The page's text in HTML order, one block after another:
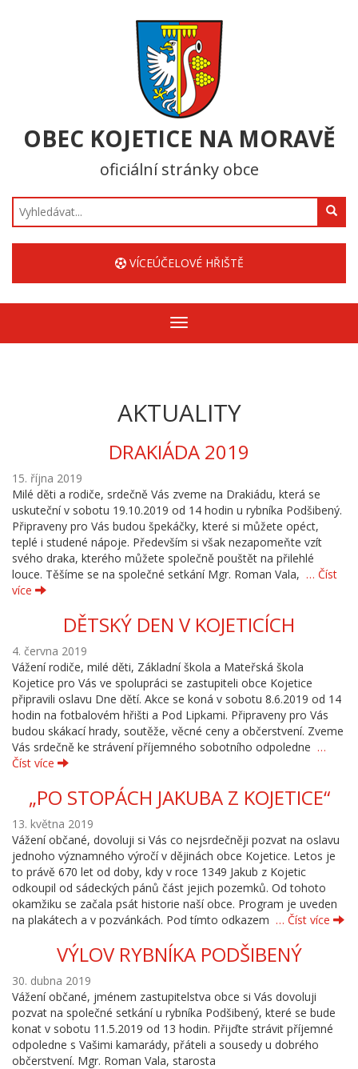
OBEC KOJETICE NA MORAVĚ
oficiální stránky obce
Hledat
VÍCEÚČELOVÉ HŘIŠTĚ
Zobrazit/skrýt
navigaci
AKTUALITY
DRAKIÁDA 2019
15. října 2019
Milé děti a rodiče, srdečně Vás zveme na Drakiádu, která se
uskuteční v sobotu 19.10.2019 od 14 hodin u rybníka Podšibený.
Připraveny pro Vás budou špekáčky, které si můžete opéct,
teplé i studené nápoje. Především si však nezapomeňte vzít
svého draka, kterého můžete společně pouštět na přilehlé
louce. Těšíme se na společné setkání Mgr. Roman Vala, … Číst
více
DĚTSKÝ DEN V KOJETICÍCH
4. června 2019
Vážení rodiče, milé děti, Základní škola a Mateřská škola
Kojetice pro Vás ve spolupráci se zastupiteli obce Kojetice
připravili oslavu Dne dětí. Akce se koná v sobotu 8.6.2019 od 14
hodin na fotbalovém hřišti a Pod Lipkami. Připraveny pro Vás
budou skákací hrady, soutěže, věcné ceny a občerstvení. Zveme
Vás srdečně ke strávení příjemného sobotního odpoledne …
Číst více
„PO STOPÁCH JAKUBA Z KOJETICE“
13. května 2019
Vážení občané, dovoluji si Vás co nejsrdečněji pozvat na oslavu
jednoho významného výročí v dějinách obce Kojetice. Letos je
to právě 670 let od doby, kdy v roce 1349 Jakub z Kojetic
odkoupil od sádeckých pánů část jejich pozemků. Od tohoto
okamžiku se začala psát historie naší obce. Program je uveden
na plakátech a v pozvánkách. Pod tímto odkazem … Číst více
VÝLOV RYBNÍKA PODŠIBENÝ
30. dubna 2019
Vážení občané, jménem zastupitelstva obce si Vás dovoluji
pozvat na společné setkání u rybníka Podšibený, které se bude
konat v sobotu 11.5.2019 od 13 hodin. Přijďte strávit příjemné
odpoledne s Vašimi kamarády, přáteli a sousedy u dobrého
občerstvení. Mgr. Roman Vala, starosta